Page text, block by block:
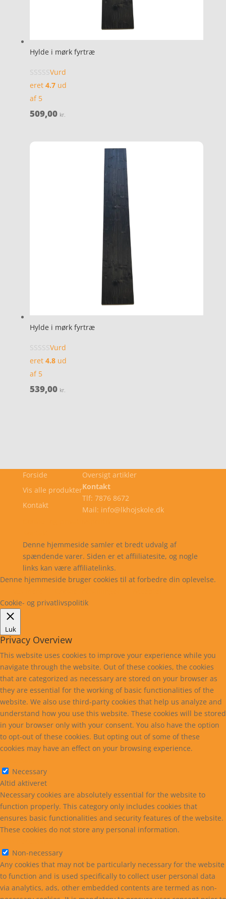
Hylde i mørk fyrtræ
Vurd
eret 4.7ud
af 5
509,00 kr.
Hylde i mørk fyrtræ
Vurd
eret 4.8ud
af 5
539,00 kr.
Forside
Vis alle produkter
Kontakt
Oversigt artikler
Kontakt
Tlf: 7876 8672
Mail: info@lkhojskole.dk
Denne hjemmeside samler et bredt udvalg af
spændende varer. Siden er et affiiliatesite, og nogle
links kan være affiliatelinks.
Denne hjemmeside bruger cookies til at forbedre din oplevelse.
Cookie- og privatlivspolitik
Luk
Privacy Overview
This website uses cookies to improve your experience while you
navigate through the website. Out of these cookies, the cookies
that are categorized as necessary are stored on your browser as
they are essential for the working of basic functionalities of the
website. We also use third-party cookies that help us analyze and
understand how you use this website. These cookies will be stored
in your browser only with your consent. You also have the option
to opt-out of these cookies. But opting out of some of these
cookies may have an effect on your browsing experience.
Necessary
Altid aktiveret
Necessary cookies are absolutely essential for the website to
function properly. This category only includes cookies that
ensures basic functionalities and security features of the website.
These cookies do not store any personal information.
Non-necessary
Any cookies that may not be particularly necessary for the website
to function and is used specifically to collect user personal data
via analytics, ads, other embedded contents are termed as non-